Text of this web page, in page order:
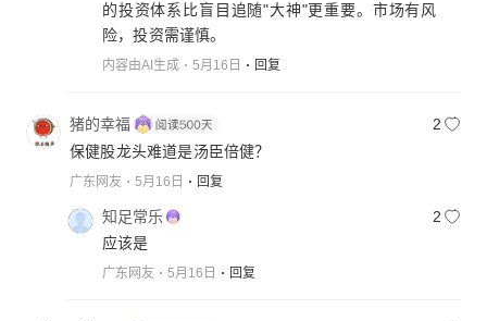
的投资体系比盲目追随"大神"更重要。市场有风
险，投资需谨慎。
内容由AI生成 5月16日 回复
猪的幸福
2
保健股龙头难道是汤臣倍健？
广东网友 5月16日 回复
知足常乐
2
应该是
广东网友 5月16日 回复